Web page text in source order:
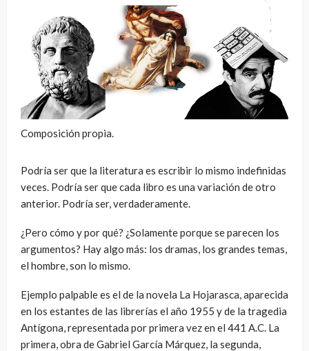
Composición propia.
Podría ser que la literatura es escribir lo mismo indefinidas
veces. Podría ser que cada libro es una variación de otro
anterior. Podría ser, verdaderamente.
¿Pero cómo y por qué? ¿Solamente porque se parecen los
argumentos? Hay algo más: los dramas, los grandes temas,
el hombre, son lo mismo.
Ejemplo palpable es el de la novela La Hojarasca, aparecida
en los estantes de las librerías el año 1955 y de la tragedia
Antígona, representada por primera vez en el 441 A.C. La
primera, obra de Gabriel García Márquez, la segunda,